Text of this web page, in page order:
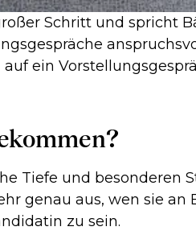
Schritt und spricht
ein
Tiefe und besonderen
genau aus, wen sie an
zu sein.